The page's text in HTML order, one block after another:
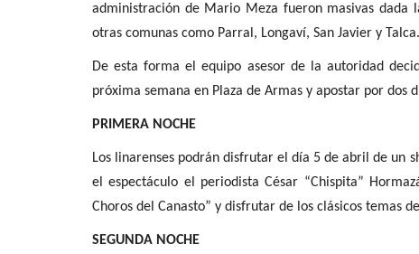
administración de Mario Meza fueron masivas
otras comunas como Parral, Longaví, San Javier y Talca.
De esta forma el equipo asesor de la autoridad
próxima semana en Plaza de Armas y apostar por dos
PRIMERA NOCHE
Los linarenses podrán disfrutar el día 5 de abril de un
el espectáculo el periodista César “Chispita”
Choros del Canasto” y disfrutar de los clásicos temas de
SEGUNDA NOCHE
Ex dirigente de RN cuestiona a
Pamela Ávila tras...